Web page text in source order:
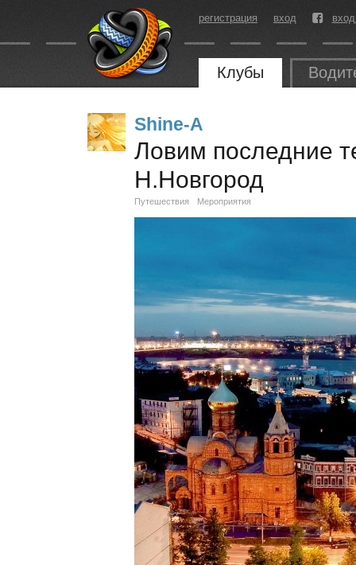
регистрация вход
Клубы
Shine-A
Ловим последние
Н.Новгород
Путешествия Мероприятия